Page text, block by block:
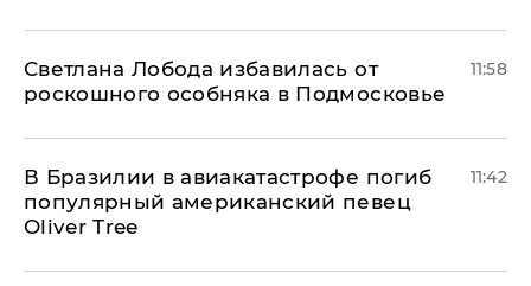
Светлана Лобода избавилась от
роскошного особняка в Подмосковье
11:58
В Бразилии в авиакатастрофе погиб
популярный американский певец
Oliver Tree
11:42